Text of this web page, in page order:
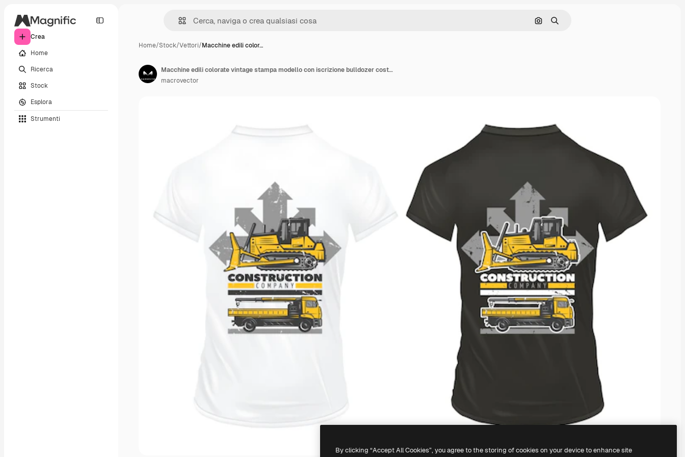
Crea
Home
Ricerca
Stock
Esplora
Strumenti
Cerca per immagine
Ricerca
Home/Stock/Vettori/Macchine edili color…
Macchine edili colorate vintage stampa modello con iscrizione bulldozer costruzione camion su camicie bianche e nere isolate
macrovector
By clicking “Accept All Cookies”, you agree to the storing of cookies on your device to enhance site